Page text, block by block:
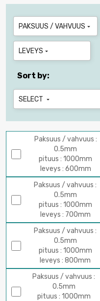
PAKSUUS / VAHVUUS 
LEVEYS 
Sort by:
SELECT 
Paksuus / vahvuus :
0.5mm
pituus : 1000mm
leveys : 600mm
Paksuus / vahvuus :
0.5mm
pituus : 1000mm
leveys : 700mm
Paksuus / vahvuus :
0.5mm
pituus : 1000mm
leveys : 800mm
Paksuus / vahvuus :
0.5mm
pituus : 1000mm